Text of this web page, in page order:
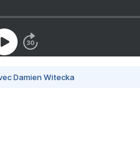
Damien Witecka